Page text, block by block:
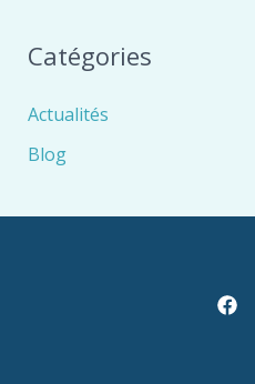
Catégories
Actualités
Blog